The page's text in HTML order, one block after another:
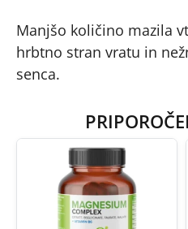
Manjšo količino mazila
hrbtno stran vratu in
senca.